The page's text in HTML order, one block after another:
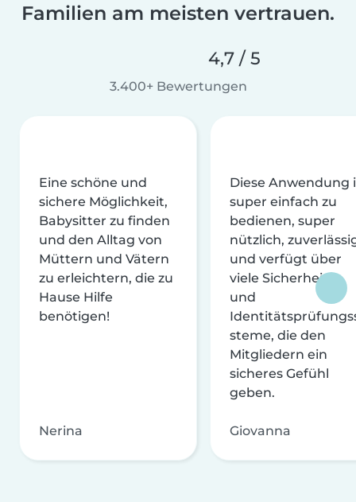
Familien am meisten vertrauen.
4,7 / 5
3.400+ Bewertungen
Eine schöne und
sichere Möglichkeit,
Babysitter zu finden
und den Alltag von
Müttern und Vätern
zu erleichtern, die zu
Hause Hilfe
benötigen!
Nerina
Diese Anwendung
super einfach zu
bedienen, super
nützlich,
und verfügt über
viele Sicherheits-
und
steme, die den
Mitgliedern ein
sicheres Gefühl
geben.
Giovanna